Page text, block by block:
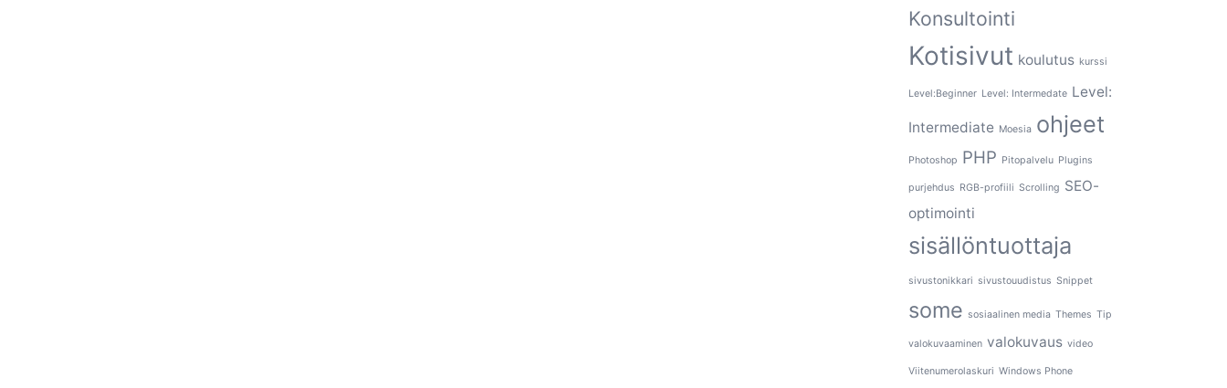
Konsultointi
Kotisivut koulutus kurssi
Level:Beginner Level: Intermedate Level:
Intermediate Moesia ohjeet
Photoshop PHP Pitopalvelu Plugins
purjehdus RGB-profiili Scrolling SEO-
optimointi
sisällöntuottaja
sivustonikkari sivustouudistus Snippet
some sosiaalinen media Themes Tip
valokuvaaminen valokuvaus video
Viitenumerolaskuri Windows Phone